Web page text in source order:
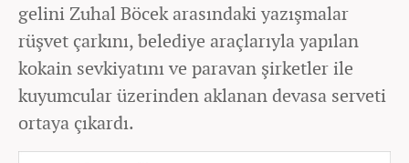
gelini Zuhal Böcek arasındaki yazışmalar
rüşvet çarkını, belediye araçlarıyla yapılan
kokain sevkiyatını ve paravan şirketler ile
kuyumcular üzerinden aklanan devasa serveti
ortaya çıkardı.